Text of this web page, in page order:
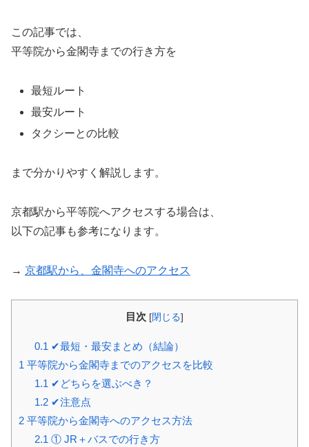
この記事では、
平等院から金閣寺までの行き方を
最短ルート
最安ルート
タクシーとの比較
まで分かりやすく解説します。
京都駅から平等院へアクセスする場合は、
以下の記事も参考になります。
→ 京都駅から、金閣寺へのアクセス
目次 [閉じる]
0.1 ✔最短・最安まとめ（結論）
1 平等院から金閣寺までのアクセスを比較
1.1 ✔どちらを選ぶべき？
1.2✔注意点
2 平等院から金閣寺へのアクセス方法
2.1 ① JR＋バスでの行き方